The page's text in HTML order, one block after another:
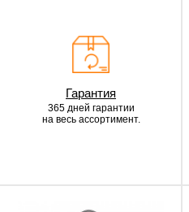
Гарантия
365 дней гарантии
на весь ассортимент.